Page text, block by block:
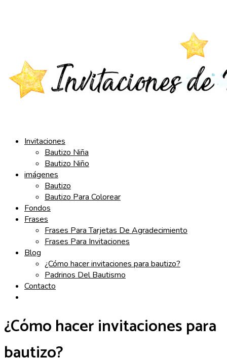
Invitaciones
Bautizo Niña
Bautizo Niño
imágenes
Bautizo
Bautizo Para Colorear
Fondos
Frases
Frases Para Tarjetas De Agradecimiento
Frases Para Invitaciones
Blog
¿Cómo hacer invitaciones para bautizo?
Padrinos Del Bautismo
Contacto
¿Cómo hacer invitaciones para